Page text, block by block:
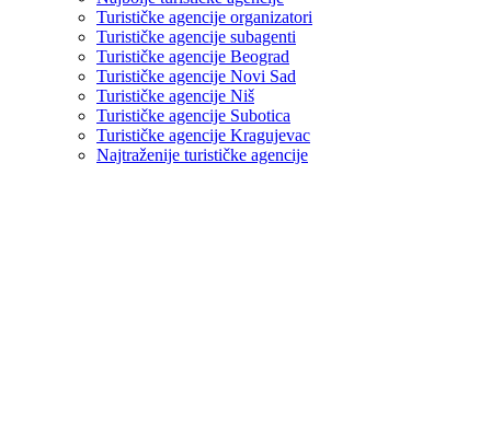
Turističke agencije organizatori
Turističke agencije subagenti
Turističke agencije Beograd
Turističke agencije Novi Sad
Turističke agencije Niš
Turističke agencije Subotica
Turističke agencije Kragujevac
Najtraženije turističke agencije